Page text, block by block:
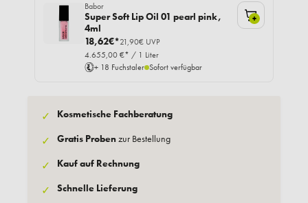
Babor
Super Soft Lip Oil 01 pearl pink,
4ml
18,62€*21,90€ UVP
4.655,00 €* / 1 Liter
+ 18 Fuchstaler Sofort verfügbar
+
✓ Kosmetische Fachberatung
✓ Gratis Probenzur Bestellung
✓ Kauf auf Rechnung
✓ Schnelle Lieferung